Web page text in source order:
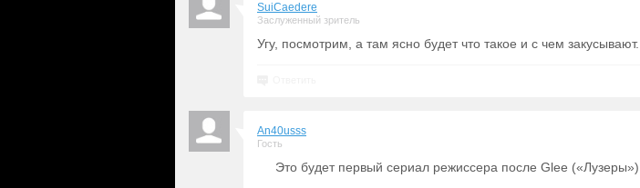
SuiCaedere
Заслуженный зритель
Угу, посмотрим, а там ясно будет что такое и с чем закусывают...
An40usss
Гость
Это будет первый сериал режиссера после Glee («Лузеры»)